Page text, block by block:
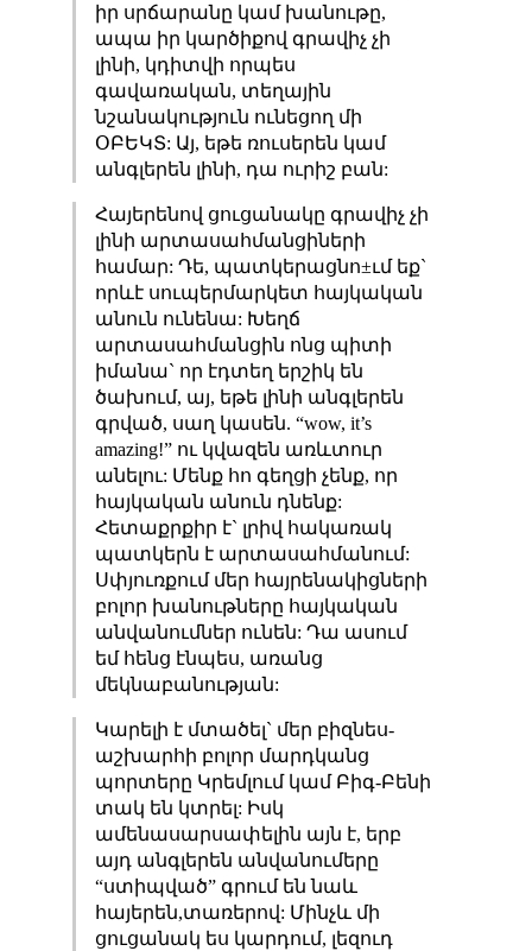
իր սրճարանը կամ խանութը,
ապա իր կարծիքով գրավիչ չի
լինի, կդիտվի որպես
գավառական, տեղային
նշանակություն ունեցող մի
ՕԲԵԿՏ: Այ, եթե ռուսերեն կամ
անգլերեն լինի, դա ուրիշ բան:
Հայերենով ցուցանակը գրավիչ չի
լինի արտասահմանցիների
համար: Դե, պատկերացնո±ւմ եք`
որևէ սուպերմարկետ հայկական
անուն ունենա: Խեղճ
արտասահմանցին ոնց պիտի
իմանա` որ էդտեղ երշիկ են
ծախում, այ, եթե լինի անգլերեն
գրված, սաղ կասեն. “wow, it’s
amazing!” ու կվազեն առևտուր
անելու: Մենք հո գեղցի չենք, որ
հայկական անուն դնենք:
Հետաքրքիր է` լրիվ հակառակ
պատկերն է արտասահմանում:
Սփյուռքում մեր հայրենակիցների
բոլոր խանութները հայկական
անվանումներ ունեն: Դա ասում
եմ հենց էնպես, առանց
մեկնաբանության:
Կարելի է մտածել` մեր բիզնես-
աշխարհի բոլոր մարդկանց
պորտերը Կրեմլում կամ Բիգ-Բենի
տակ են կտրել: Իսկ
ամենասարսափելին այն է, երբ
այդ անգլերեն անվանումերը
“ստիպված” գրում են նաև
հայերեն,տառերով: Մինչև մի
ցուցանակ ես կարդում, լեզուդ